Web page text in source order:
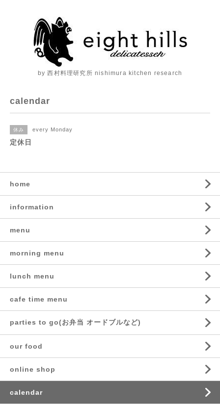
by 西村料理研究所 nishimura kitchen research
calendar
休み every Monday
定休日
home
information
menu
morning menu
lunch menu
cafe time menu
parties to go(お弁当 オードブルなど)
our food
online shop
calendar